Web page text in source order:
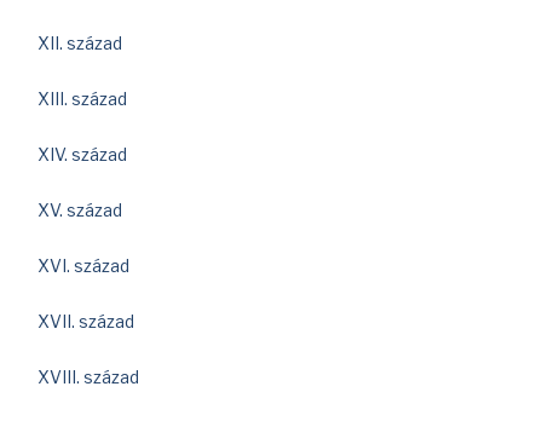
XII. század
XIII. század
XIV. század
XV. század
XVI. század
XVII. század
XVIII. század